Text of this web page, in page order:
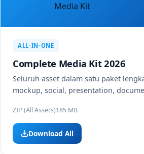
ALL-IN-ONE
Complete Media Kit 2026
Seluruh asset dalam satu paket
mockup, social, presentation,
ZIP (All Assets)185 MB
Download All